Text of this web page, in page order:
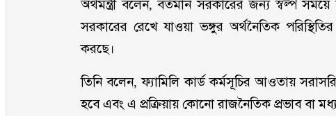
অর্থমন্ত্রী বলেন, বর্তমান সরকারের জন্য স্বল্প
সরকারের রেখে যাওয়া ভঙ্গুর অর্থনৈতিক
করছে।
তিনি বলেন, ফ্যামিলি কার্ড কর্মসূচির আওতায়
হবে এবং এ প্রক্রিয়ায় কোনো রাজনৈতিক প্রভাব বা